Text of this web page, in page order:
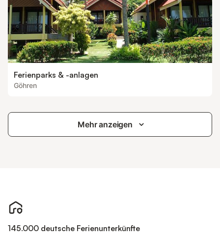
Ferienparks & -anlagen
Göhren
Mehr anzeigen
145.000 deutsche Ferienunterkünfte